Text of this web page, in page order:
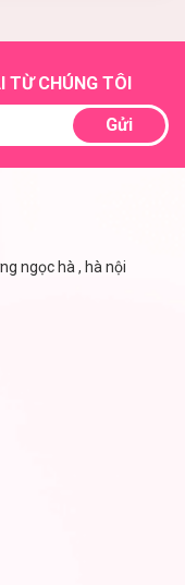
TỪ CHÚNG TÔI
Gửi
ngọc hà , hà nội